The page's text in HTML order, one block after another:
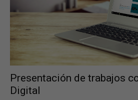
Presentación de trabajos
Digital